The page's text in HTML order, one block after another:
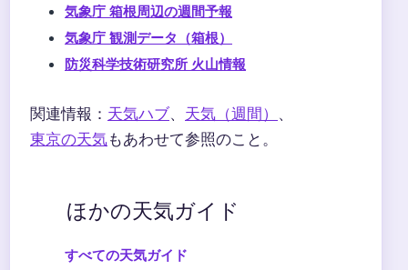
気象庁 箱根周辺の週間予報
気象庁 観測データ（箱根）
防災科学技術研究所 火山情報
関連情報： 天気ハブ、 天気（週間） 、
東京の天気もあわせて参照のこと。
ほかの天気ガイド
すべての天気ガイド